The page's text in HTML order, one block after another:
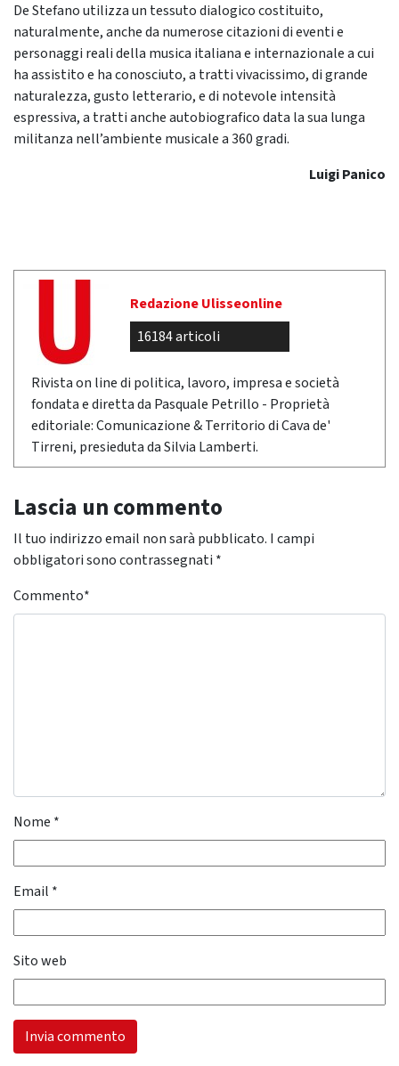
De Stefano utilizza un tessuto dialogico costituito,
naturalmente, anche da numerose citazioni di eventi e
personaggi reali della musica italiana e internazionale a cui
ha assistito e ha conosciuto, a tratti vivacissimo, di grande
naturalezza, gusto letterario, e di notevole intensità
espressiva, a tratti anche autobiografico data la sua lunga
militanza nell’ambiente musicale a 360 gradi.
Luigi Panico
Redazione Ulisseonline
16184 articoli
Rivista on line di politica, lavoro, impresa e società
fondata e diretta da Pasquale Petrillo - Proprietà
editoriale: Comunicazione & Territorio di Cava de'
Tirreni, presieduta da Silvia Lamberti.
Lascia un commento
Il tuo indirizzo email non sarà pubblicato. I campi
obbligatori sono contrassegnati *
Commento*
Nome *
Email *
Sito web